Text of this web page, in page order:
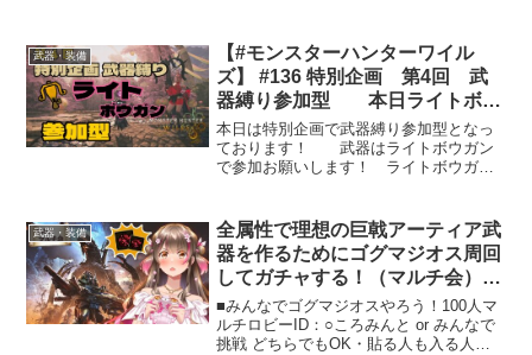
いプレイを見たい方はブラウザバック推
奨配信ルール・誹...
武器・装備
【#モンスターハンターワイル
ズ】 #136 特別企画 第4回 武
器縛り参加型 本日ライトボウ
ガンでみんなを待ってま
す！ 視聴者参加型🦖
※初見様大歓迎 #Vtuber
本日は特別企画で武器縛り参加型となっ
ております！ 武器はライトボウガン
で参加お願いします！ ライトボウガン
しいな！ ちょみはライトボウガンを
お食事券集めの時くらいで...
武器・装備
全属性で理想の巨戟アーティア武
器を作るためにゴグマジオス周回
してガチャする！（マルチ会）
【モンハンワイルズ】
■みんなでゴグマジオスやろう！100人マ
ルチロビーID：○ころみんと or みんなで
挑戦 どちらでもOK・貼る人も入る人も